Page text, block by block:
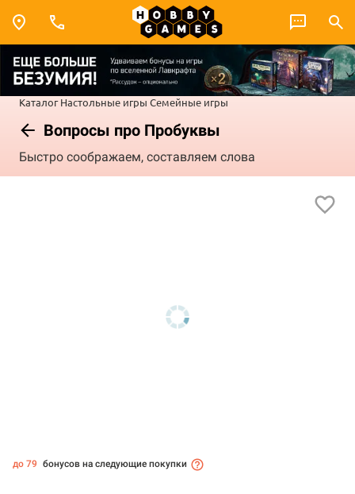
Каталог Настольные игры Семейные игры
Вопросы про Пробуквы
Быстро соображаем, составляем слова
до 79 бонусов на следующие покупки